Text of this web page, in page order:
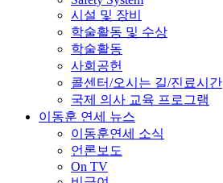
시설 및 장비
학술활동 및 수상
학술활동
사회공헌
콜센터/오시는 길/진료시간
국제 의사 교육 프로그램
이동훈 연세 뉴스
이동훈연세 소식
언론보도
On TV